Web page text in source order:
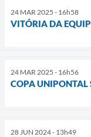
24 MAR 2025 - 16h58
VITÓRIA DA
24 MAR 2025 - 16h56
COPA UNIPONTAL
28 JUN 2024 - 13h49